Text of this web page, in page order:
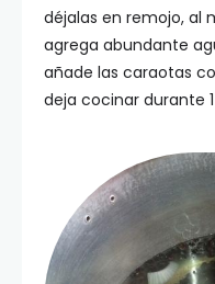
déjalas en remojo, al
agrega abundante
añade las caraotas
deja cocinar durante